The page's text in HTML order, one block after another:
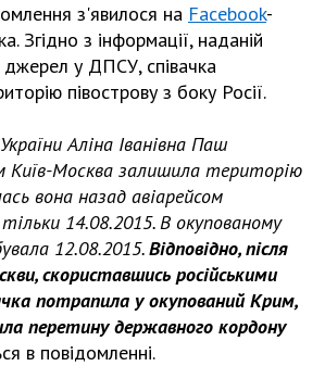
з'явилося на Facebook-
Згідно з інформації, наданій
джерел у ДПСУ, співачка
півострову з боку Росії.
Аліна Іванівна Паш
Київ-Москва залишила територію
вона назад авіарейсом
14.08.2015. В окупованому
12.08.2015.Відповідно, після
скориставшись російськими
потрапила у окупований Крим,
перетину державного кордону
в повідомленні.